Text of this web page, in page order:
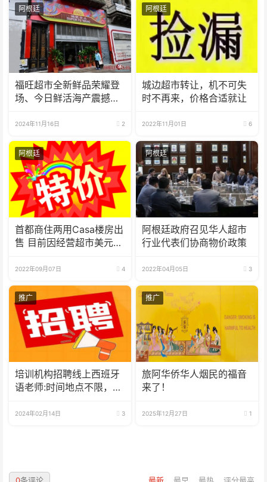
阿根廷
福旺超市全新鲜品荣耀登
场、今日鲜活海产震撼来
2024年11月16日 2
阿根廷
城边超市转让，机不可失
时不再来，价格合适就让
2022年11月01日 6
阿根廷
首都商住两用Casa楼房出
售 目前因经营超市美元月
2022年09月07日 4
阿根廷
阿根廷政府召见华人超市
行业代表们协商物价政策
2022年04月05日 3
推广
培训机构招聘线上西班牙
语老师:时间地点不限，可
2024年02月14日 3
推广
旅阿华侨华人烟民的福音
来了！
2025年12月27日 1
最新 最早 最热 评分最高
0条评论